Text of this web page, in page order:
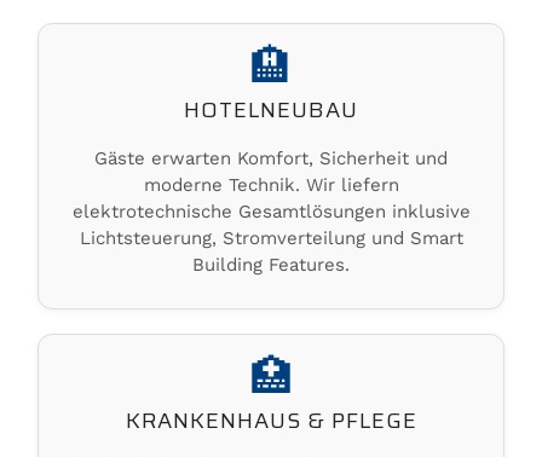
🏨
HOTELNEUBAU
Gäste erwarten Komfort, Sicherheit und
moderne Technik. Wir liefern
elektrotechnische Gesamtlösungen inklusive
Lichtsteuerung, Stromverteilung und Smart
Building Features.
🏥
KRANKENHAUS & PFLEGE